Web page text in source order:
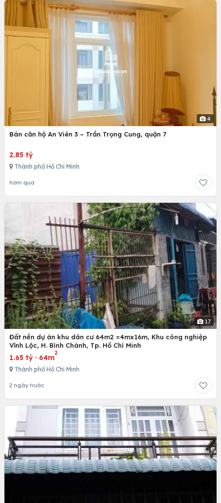
4
Bán căn hộ An Viên 3 – Trần Trọng Cung, quận 7
2.85 tỷ
Thành phố Hồ Chí Minh
hôm qua
17
Đất nền dự án khu dân cư 64m2 =4mx16m, Khu công nghiệp
Vĩnh Lộc, H. Bình Chánh, Tp. Hồ Chí Minh
1.65 tỷ · 64m
2
Thành phố Hồ Chí Minh
2 ngày trước